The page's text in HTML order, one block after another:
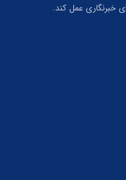
خبرنگاری عمل کند.